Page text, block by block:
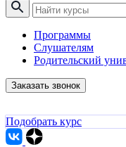
Программы
Слушателям
Родительский
Заказать звонок
Подобрать курс